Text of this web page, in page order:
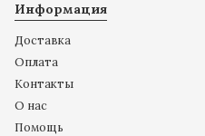
Информация
Доставка
Оплата
Контакты
О нас
Помощь